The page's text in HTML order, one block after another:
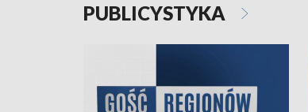
PUBLICYSTYKA